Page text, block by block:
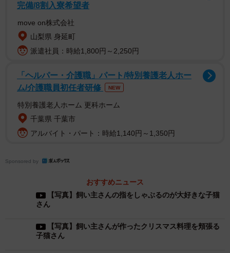
かわいすぎる子猫たちは、ととまるくん（雄）とはんみち
ゃん（雌）といいます。2匹は、生後4カ月ほどの兄妹猫ち
ゃんです。どうしてこんなに散らかっちゃったのでしょ
1/6
んたちの表情がtwitter上で話題を集めた（提供写真）
完備/8割入寮希望者
move on株式会社
山梨県 身延町
派遣社員：時給1,800円～2,250円
「ヘルパー・介護職」パート/特別養護老人ホー
ム/介護職員初任者研修
NEW
特別養護老人ホーム 更科ホーム
千葉県 千葉市
アルバイト・パート：時給1,140円～1,350円
Sponsored by
おすすめニュース
【写真】飼い主さんの指をしゃぶるのが大好きな子猫
さん
【写真】飼い主さんが作ったクリスマス料理を頬張る
子猫さん